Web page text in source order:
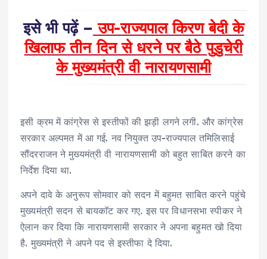
इसे भी पढ़ें – उप-राज्‍यपाल किरण बेदी के
खिलाफ तीन दिन से धरने पर बैठे पुडुचेरी
के मुख्यमंत्री वी नारायणसामी
इसी क्रम में कांग्रेस से इस्तीफों की झड़ी लगने लगी. और कांग्रेस
सरकार अल्पमत में आ गई. नव नियुक्त उप-राज्यपाल तमिलिसाई
सौंदरराजन ने मुख्यमंत्री वी नारायणसामी को बहुत साबित करने का
निर्देश दिया था.
अपने दावे के अनुरूप सोमवार को सदन में बहुमत साबित करने पहुंचे
मुख्यमंत्री सदन से बायकाॅट कर गए. इस पर विधानसभा स्पीकर ने
ऐलान कर दिया कि नारायणसामी सरकार ने अपना बहुमत खो दिया
है. मुख्यमंत्री ने अपने पद से इस्तीफा दे दिया.